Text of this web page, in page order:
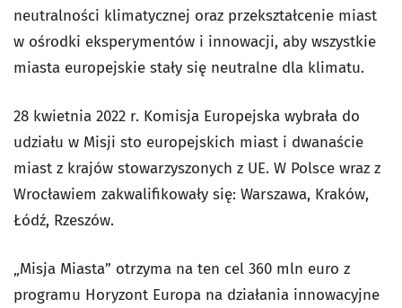
neutralności klimatycznej oraz przekształcenie miast
w ośrodki eksperymentów i innowacji, aby wszystkie
miasta europejskie stały się neutralne dla klimatu.
28 kwietnia 2022 r. Komisja Europejska wybrała do
udziału w Misji sto europejskich miast i dwanaście
miast z krajów stowarzyszonych z UE. W Polsce wraz z
Wrocławiem zakwalifikowały się: Warszawa, Kraków,
Łódź, Rzeszów.
„Misja Miasta” otrzyma na ten cel 360 mln euro z
programu Horyzont Europa na działania innowacyjne